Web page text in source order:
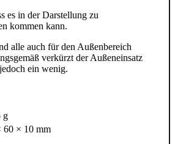
es in der Darstellung zu
kommen kann.
alle auch für den Außenbereich
verkürzt der Außeneinsatz
ein wenig.
g
60 × 10 mm